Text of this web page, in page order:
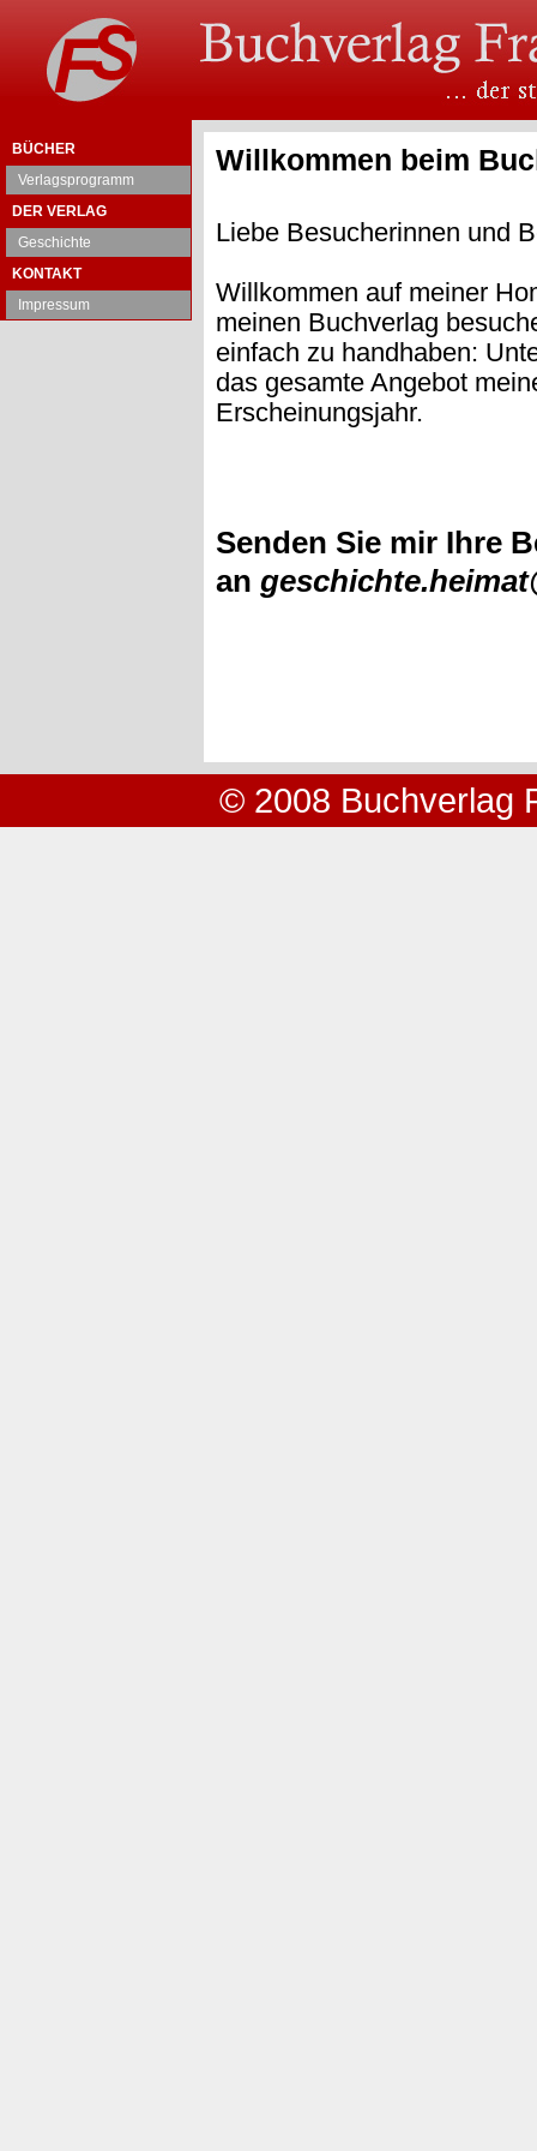
BÜCHER
Verlagsprogramm
DER VERLAG
Geschichte
KONTAKT
Impressum
Willkommen beim
Liebe Besucherinnen und
Willkommen auf meiner
meinen Buchverlag
einfach zu handhaben:
das gesamte Angebot
Erscheinungsjahr.
Senden Sie mir Ihre
an
© 2008 Buchverlag